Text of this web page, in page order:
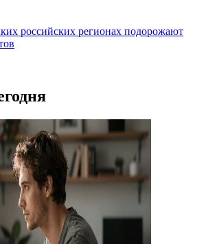
российских регионах подорожают